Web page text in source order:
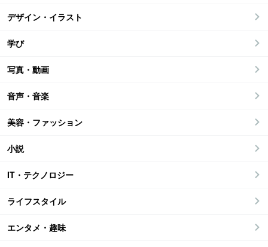
デザイン・イラスト
学び
写真・動画
音声・音楽
美容・ファッション
小説
IT・テクノロジー
ライフスタイル
エンタメ・趣味